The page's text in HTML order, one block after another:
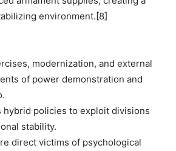
environment.[8]
modernization, and external
of power demonstration and
hybrid policies to exploit divisions
stability.
direct victims of psychological